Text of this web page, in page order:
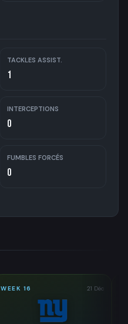
TACKLES ASSIST.
1
INTERCEPTIONS
0
FUMBLES FORCÉS
0
WEEK 16 21 Déc